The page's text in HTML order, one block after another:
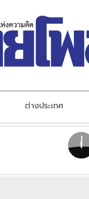
ต่างประเทศ